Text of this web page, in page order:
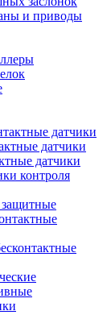
и приводы
датчики
датчики
датчики
контроля
защитные